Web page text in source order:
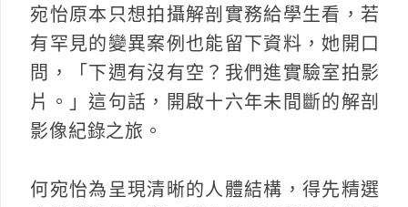
宛怡原本只想拍攝解剖實務給學生看，若
有罕見的變異案例也能留下資料，她開口
問，「下週有沒有空？我們進實驗室拍影
片。」這句話，開啟十六年未間斷的解剖
影像紀錄之旅。
何宛怡為呈現清晰的人體結構，得先精選